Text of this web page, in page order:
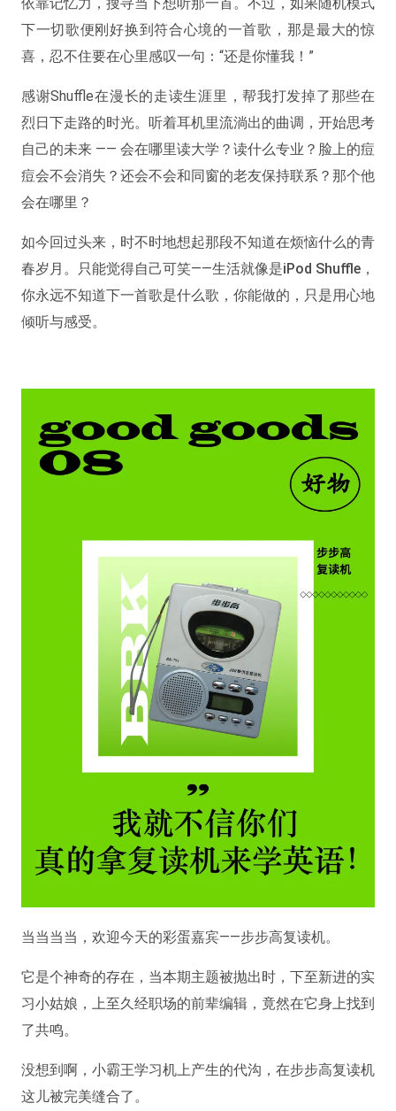
下一切歌便刚好换到符合心境的一首歌，那是最大的惊
喜，忍不住要在心里感叹一句：“还是你懂我！”
感谢Shuffle在漫长的走读生涯里，帮我打发掉了那些在
烈日下走路的时光。听着耳机里流淌出的曲调，开始思考
自己的未来 —— 会在哪里读大学？读什么专业？脸上的痘
痘会不会消失？还会不会和同窗的老友保持联系？那个他
会在哪里？
如今回过头来，时不时地想起那段不知道在烦恼什么的青
春岁月。只能觉得自己可笑——生活就像是iPod Shuffle，
你永远不知道下一首歌是什么歌 ，你能做的，只是用心地
倾听与感受。
当当当当，欢迎今天的彩蛋嘉宾——步步高复读机。
它是个神奇的存在，当本期主题被抛出时，下至新进的实
习小姑娘，上至久经职场的前辈编辑，竟然在它身上找到
了共鸣。
没想到啊，小霸王学习机上产生的代沟，在步步高复读机
这儿被完美缝合了。